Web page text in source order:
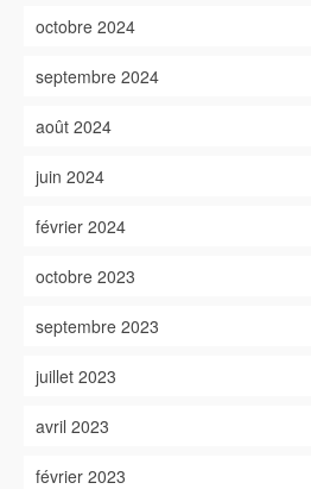
octobre 2024
septembre 2024
août 2024
juin 2024
février 2024
octobre 2023
septembre 2023
juillet 2023
avril 2023
février 2023